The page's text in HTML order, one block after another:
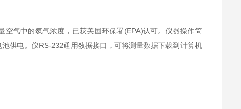
空气中的氡气浓度，已获美国环保署(EPA)认可。仪器操作简
供电。仪RS-232通用数据接口，可将测量数据下载到计算机